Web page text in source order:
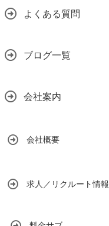
よくある質問
ブログ一覧
会社案内
会社概要
求人／リクルート情報